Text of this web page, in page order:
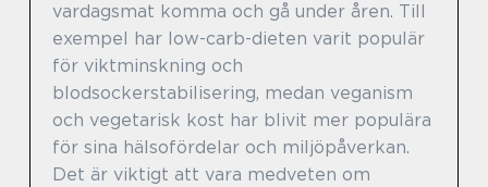
vardagsmat komma och gå under åren. Till
exempel har low-carb-dieten varit populär
för viktminskning och
blodsockerstabilisering, medan veganism
och vegetarisk kost har blivit mer populära
för sina hälsofördelar och miljöpåverkan.
Det är viktigt att vara medveten om